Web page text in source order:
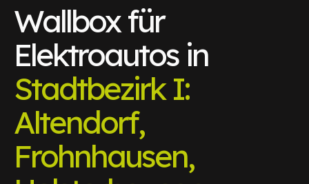
Wallbox für
Elektroautos in
Stadtbezirk I:
Altendorf,
Frohnhausen,